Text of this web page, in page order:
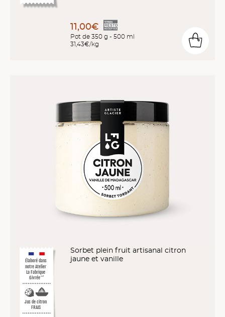
11,00€
Pot de 350 g - 500 ml
31,43€/kg
Jus de citron
FRAIS
Élaboré dans
notre Atelier
La Fabrique
Givrée ™*
Sorbet plein fruit artisanal citron
jaune et vanille